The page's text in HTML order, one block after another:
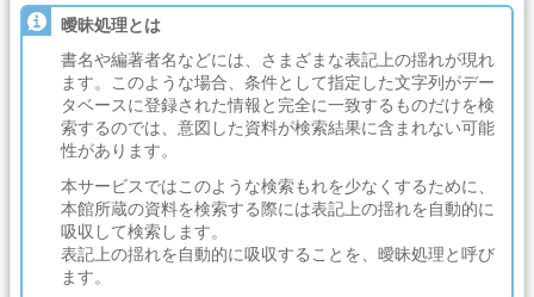
曖昧処理とは
書名や編著者名などには、さまざまな表記上の揺れが現れ
ます。このような場合、条件として指定した文字列がデー
タベースに登録された情報と完全に一致するものだけを検
索するのでは、意図した資料が検索結果に含まれない可能
性があります。
本サービスではこのような検索もれを少なくするために、
本館所蔵の資料を検索する際には表記上の揺れを自動的に
吸収して検索します。
表記上の揺れを自動的に吸収することを、曖昧処理と呼び
ます。